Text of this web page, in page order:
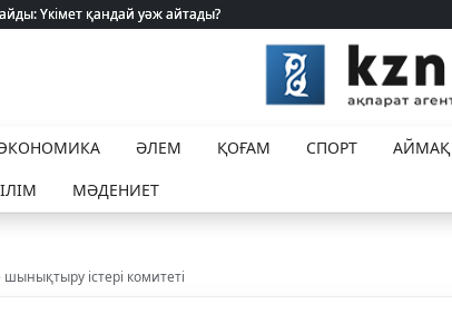
Үкімет қандай уәж айтады?
Үкімет қандай уәж айтады?
ӘЛЕМ ҚОҒАМ СПОРТ
АЙМАҚ
МӘДЕНИЕТ
істері комитеті